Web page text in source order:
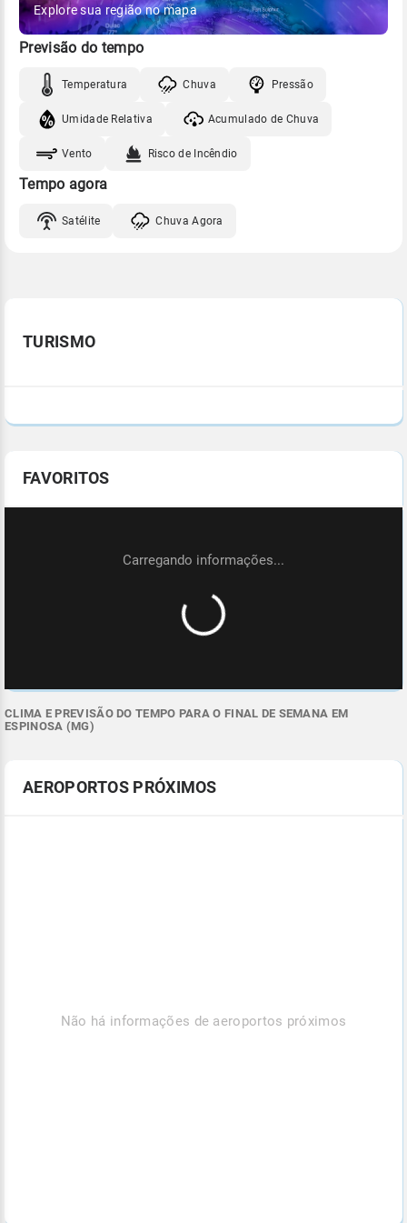
Explore sua região no mapa
Previsão do tempo
Temperatura Chuva Pressão
Umidade Relativa Acumulado de Chuva
Vento Risco de Incêndio
Tempo agora
Satélite Chuva Agora
TURISMO
FAVORITOS
CLIMA E PREVISÃO DO TEMPO PARA O FINAL DE SEMANA EM
ESPINOSA (MG)
AEROPORTOS PRÓXIMOS
Não há informações de aeroportos próximos